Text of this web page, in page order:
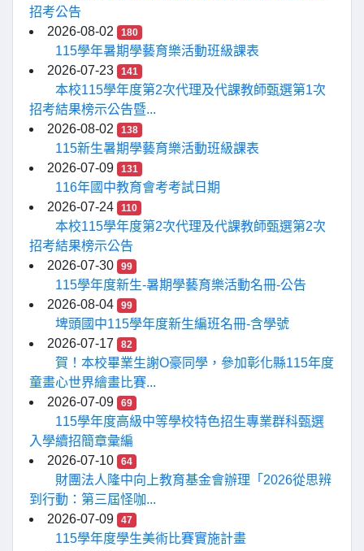
招考公告
2026-08-02
180
115學年暑期學藝育樂活動班級課表
2026-07-23
141
本校115學年度第2次代理及代課教師甄選第1次
招考結果榜示公告暨...
2026-08-02
138
115新生暑期學藝育樂活動班級課表
2026-07-09
131
116年國中教育會考考試日期
2026-07-24
110
本校115學年度第2次代理及代課教師甄選第2次
招考結果榜示公告
2026-07-30
99
115學年度新生-暑期學藝育樂活動名冊-公告
2026-08-04
99
埤頭國中115學年度新生編班名冊-含學號
2026-07-17
82
賀！本校畢業生謝O豪同學，參加彰化縣115年度
童畫心世界繪畫比賽...
2026-07-09
69
115學年度高級中等學校特色招生專業群科甄選
入學續招簡章彙編
2026-07-10
64
財團法人隆中向上教育基金會辦理「2026從思辨
到行動：第三屆怪咖...
2026-07-09
47
115學年度學生美術比賽實施計畫